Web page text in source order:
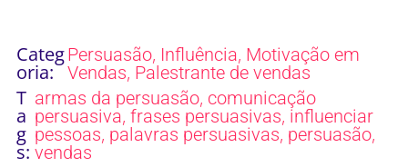
Categ
oria:
Persuasão, Influência, Motivação em
Vendas, Palestrante de vendas
T
a
g
s:
armas da persuasão, comunicação
persuasiva, frases persuasivas, influenciar
pessoas, palavras persuasivas, persuasão,
vendas